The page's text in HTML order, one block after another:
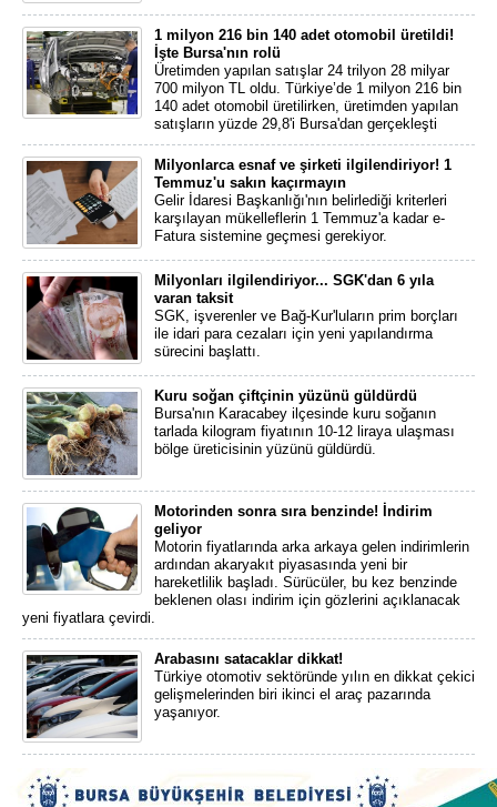
1 milyon 216 bin 140 adet otomobil üretildi!
İşte Bursa'nın rolü
Üretimden yapılan satışlar 24 trilyon 28 milyar
700 milyon TL oldu. Türkiye’de 1 milyon 216 bin
140 adet otomobil üretilirken, üretimden yapılan
satışların yüzde 29,8'i Bursa'dan gerçekleşti
Milyonlarca esnaf ve şirketi ilgilendiriyor! 1
Temmuz'u sakın kaçırmayın
Gelir İdaresi Başkanlığı'nın belirlediği kriterleri
karşılayan mükelleflerin 1 Temmuz'a kadar e-
Fatura sistemine geçmesi gerekiyor.
Milyonları ilgilendiriyor... SGK'dan 6 yıla
varan taksit
SGK, işverenler ve Bağ-Kur'luların prim borçları
ile idari para cezaları için yeni yapılandırma
sürecini başlattı.
Kuru soğan çiftçinin yüzünü güldürdü
Bursa'nın Karacabey ilçesinde kuru soğanın
tarlada kilogram fiyatının 10-12 liraya ulaşması
bölge üreticisinin yüzünü güldürdü.
Motorinden sonra sıra benzinde! İndirim
geliyor
Motorin fiyatlarında arka arkaya gelen indirimlerin
ardından akaryakıt piyasasında yeni bir
hareketlilik başladı. Sürücüler, bu kez benzinde
beklenen olası indirim için gözlerini açıklanacak
yeni fiyatlara çevirdi.
Arabasını satacaklar dikkat!
Türkiye otomotiv sektöründe yılın en dikkat çekici
gelişmelerinden biri ikinci el araç pazarında
yaşanıyor.